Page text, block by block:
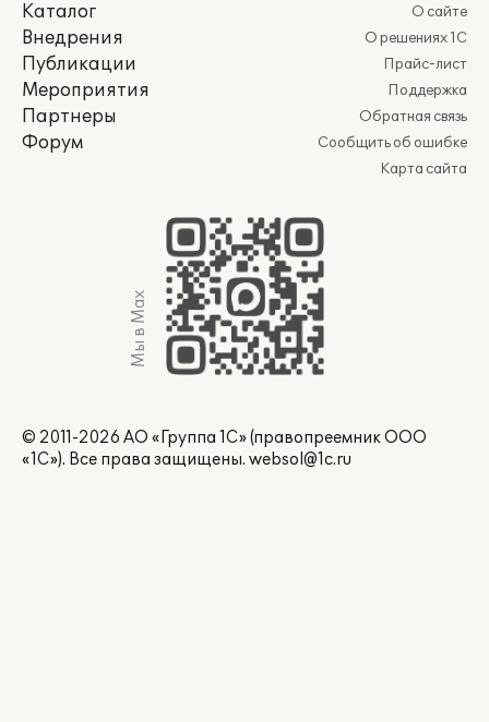
Каталог
Внедрения
Публикации
Мероприятия
Партнеры
Форум
О сайте
О решениях 1С
Прайс-лист
Поддержка
Обратная связь
Сообщить об ошибке
Карта сайта
Мы в Max
© 2011-2026 АО «Группа 1С» (правопреемник ООО
«1С»). Все права защищены. websol@1c.ru